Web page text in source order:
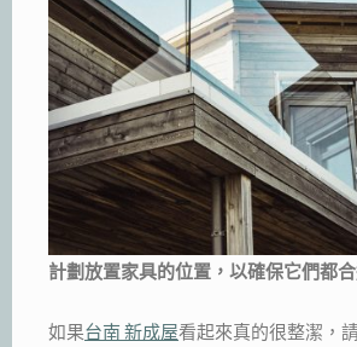
計劃放置家具的位置，以確保它們都
如果台南 新成屋看起來真的很整潔，